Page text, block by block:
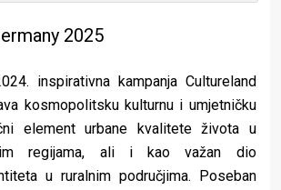
2025
inspirativna kampanja Cultureland
kosmopolitsku kulturnu i umjetničku
element urbane kvalitete života u
regijama, ali i kao važan dio
u ruralnim područjima. Poseban